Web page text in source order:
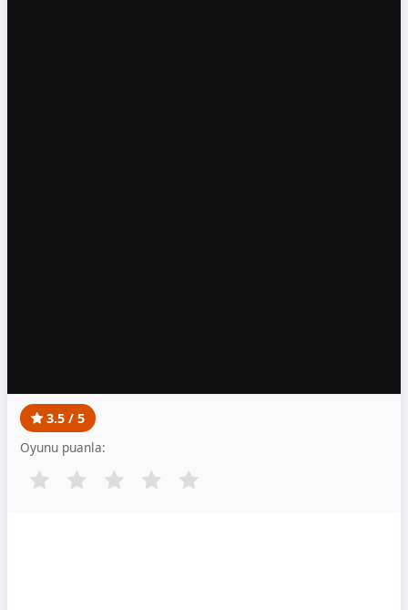
3.5 / 5
Oyunu puanla: